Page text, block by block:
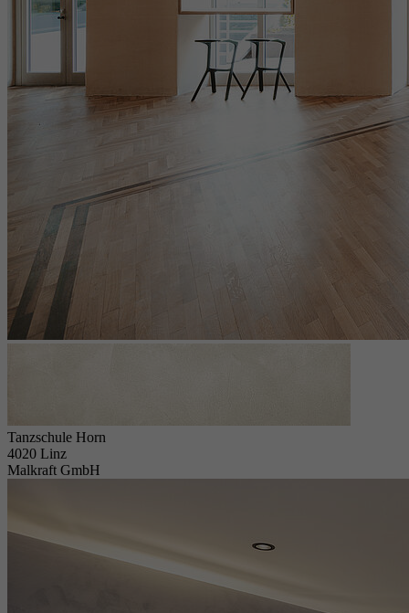
Tanzschule Horn
4020 Linz
Malkraft GmbH